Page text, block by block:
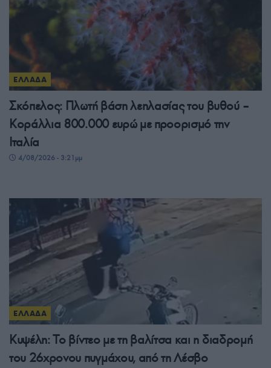
ΕΛΛΑΔΑ
Σκόπελος: Πλωτή βάση λεηλασίας του βυθού –
Κοράλλια 800.000 ευρώ με προορισμό την
Ιταλία
4/08/2026 - 3:21μμ
ΕΛΛΑΔΑ
Κυψέλη: Το βίντεο με τη βαλίτσα και η διαδρομή
του 26χρονου πυγμάχου, από τη Λέσβο